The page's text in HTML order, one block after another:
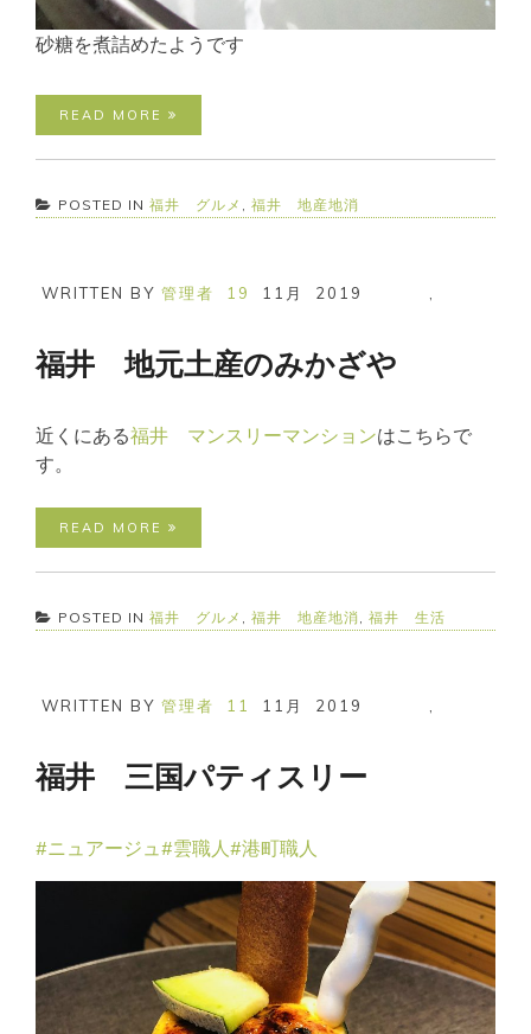
砂糖を煮詰めたようです
READ MORE
POSTED IN 福井 グルメ , 福井 地産地消
WRITTEN BY 管理者 19 11月 ,
2019
福井 地元土産のみかざや
近くにある福井 マンスリーマンションはこちらで
す。
READ MORE
POSTED IN 福井 グルメ , 福井 地産地消, 福井 生活
WRITTEN BY 管理者 11 11月 ,
2019
福井 三国パティスリー
#ニュアージュ#雲職人#港町職人